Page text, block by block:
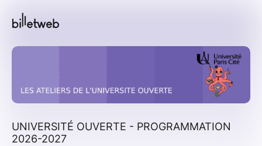
UNIVERSITÉ OUVERTE - PROGRAMMATION
2026-2027